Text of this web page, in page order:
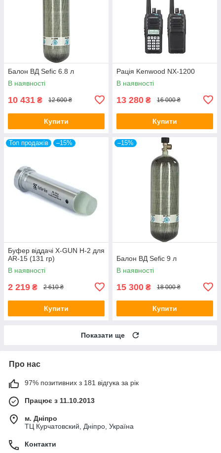
Балон ВД Sefic 6.8 л
В наявності
10 431 ₴ 12 600 ₴
Купити
Рація Kenwood NX-1200
В наявності
13 280 ₴ 16 000 ₴
Купити
Топ продажів –15%
Буфер віддачі X-GUN H-2 для
AR-15 (131 гр)
В наявності
2 219 ₴ 2 610 ₴
Купити
–15%
Балон ВД Sefic 9 л
В наявності
15 300 ₴ 18 000 ₴
Купити
Показати ще
Про нас
97% позитивних з 181 відгука за рік
Працює з 11.10.2013
м. Дніпро
ТЦ Курчатовский, Дніпро, Україна
Контакти